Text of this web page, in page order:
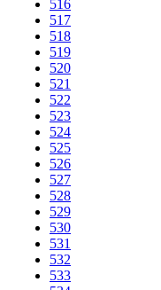
516
517
518
519
520
521
522
523
524
525
526
527
528
529
530
531
532
533